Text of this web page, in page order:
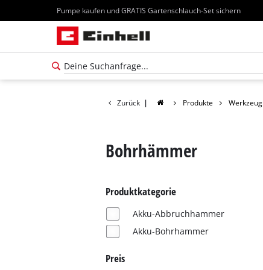
Pumpe kaufen und GRATIS Gartenschlauch-Set sichern
Zurück | Produkte Werkzeug
Bohrhämmer
Produktkategorie
Akku-Abbruchhammer
Akku-Bohrhammer
Preis